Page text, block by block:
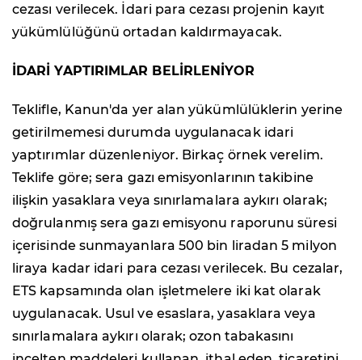
cezası verilecek. İdari para cezası projenin kayıt
yükümlülüğünü ortadan kaldırmayacak.
İDARİ YAPTIRIMLAR BELİRLENİYOR
Teklifle, Kanun'da yer alan yükümlülüklerin yerine
getirilmemesi durumda uygulanacak idari
yaptırımlar düzenleniyor. Birkaç örnek verelim.
Teklife göre; sera gazı emisyonlarının takibine
ilişkin yasaklara veya sınırlamalara aykırı olarak;
doğrulanmış sera gazı emisyonu raporunu süresi
içerisinde sunmayanlara 500 bin liradan 5 milyon
liraya kadar idari para cezası verilecek. Bu cezalar,
ETS kapsamında olan işletmelere iki kat olarak
uygulanacak. Usul ve esaslara, yasaklara veya
sınırlamalara aykırı olarak; ozon tabakasını